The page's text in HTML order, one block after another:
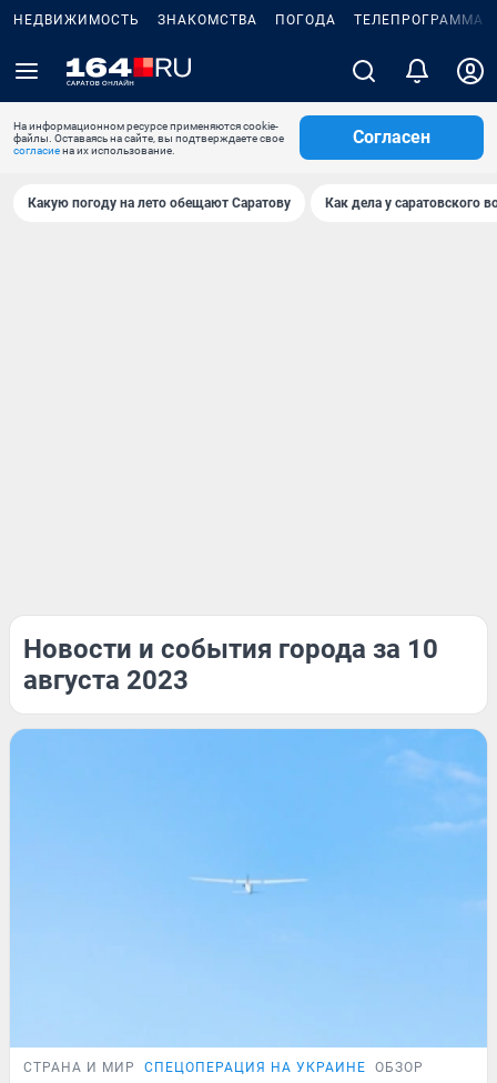
НЕДВИЖИМОСТЬ ЗНАКОМСТВА ПОГОДА ТЕЛЕПРОГРАММА
На информационном ресурсе применяются cookie-
файлы. Оставаясь на сайте, вы подтверждаете свое
согласиена их использование.
Согласен
Какую погоду на лето обещают Саратову Как дела у саратовского
Новости и события города за 10
августа 2023
СТРАНА И МИР СПЕЦОПЕРАЦИЯ НА УКРАИНЕ ОБЗОР